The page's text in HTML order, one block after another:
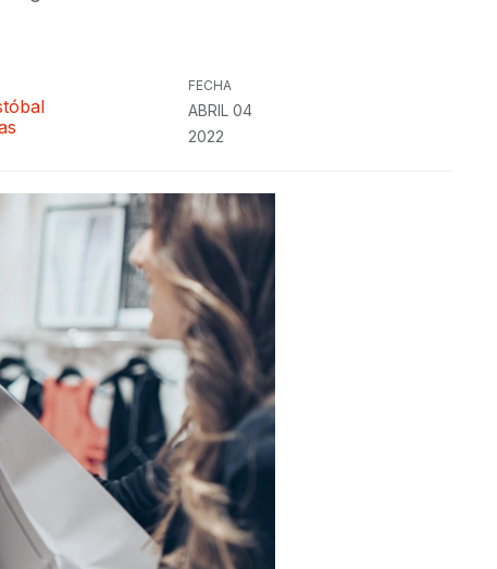
FECHA
ABRIL 04
2022